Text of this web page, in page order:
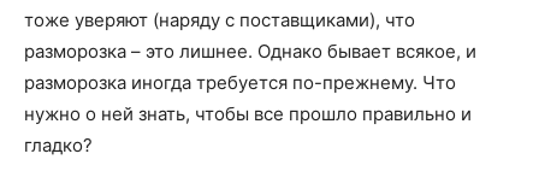
тоже уверяют (наряду с поставщиками), что
разморозка – это лишнее. Однако бывает всякое, и
разморозка иногда требуется по-прежнему. Что
нужно о ней знать, чтобы все прошло правильно и
гладко?